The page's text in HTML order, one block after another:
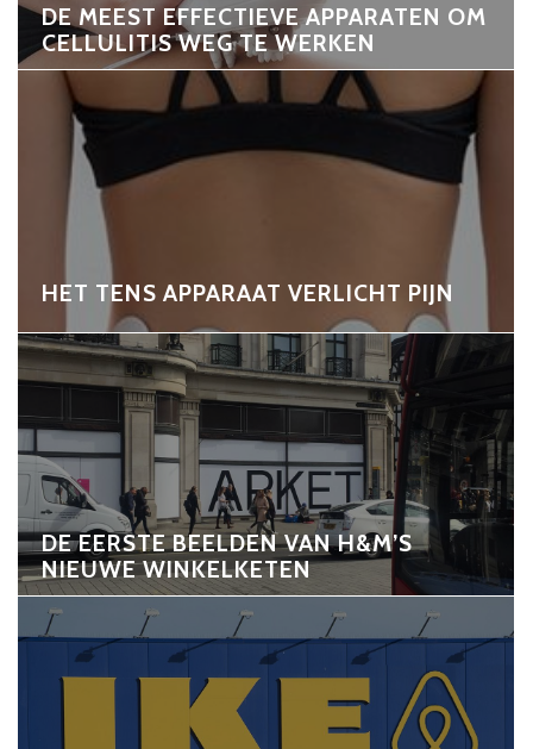
DE MEEST EFFECTIEVE APPARATEN OM
CELLULITIS WEG TE WERKEN
HET TENS APPARAAT VERLICHT PIJN
DE EERSTE BEELDEN VAN H&M’S
NIEUWE WINKELKETEN